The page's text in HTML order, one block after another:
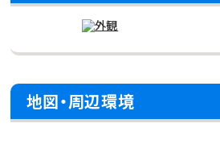
地図・周辺環境